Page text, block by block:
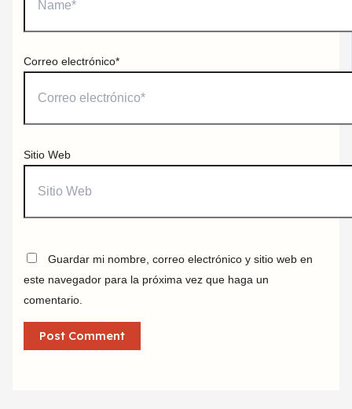
Correo electrónico*
Sitio Web
Guardar mi nombre, correo electrónico y sitio web en
este navegador para la próxima vez que haga un
comentario.